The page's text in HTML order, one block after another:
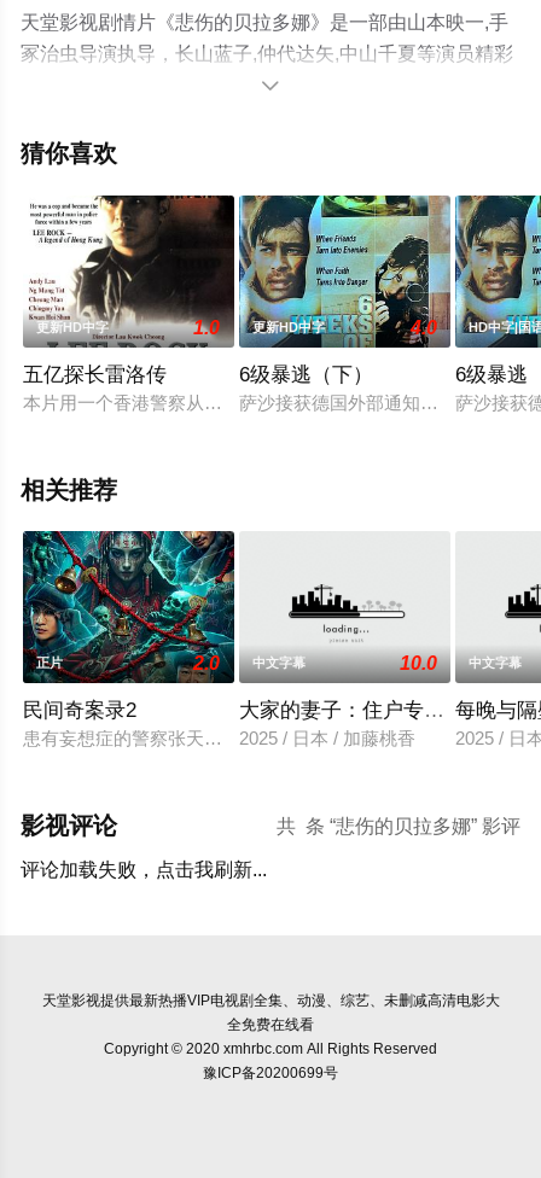
天堂影视剧情片《悲伤的贝拉多娜》是一部由山本映一,手
冢治虫导演执导，长山蓝子,仲代达矢,中山千夏等演员精彩
演绎的日本电影，手机免费在线观看高清无删减完整版电
影、电视猫或剧情网等平台了解。

猜你喜欢
更新HD中字 1.0
五亿探长雷洛传
本片用一个香港警察从理想青年变成一代枭雄的过程，反应了
更新HD中字 4.0
6级暴逃（下）
萨沙接获德国外部通知，未婚妻茱莉
HD中字|国
6级暴逃
萨沙接获
相关推荐
正片 2.0
民间奇案录2
患有妄想症的警察张天盛遇上一起离奇的神像杀人事件，勘案过
中文字幕 10.0
大家的妻子：住户专用洞口
2025 / 日本 / 加藤桃香
中文字幕
每晚与
2025 / 日
共 条 “悲伤的贝拉多娜” 影评
影视评论
评论加载失败，点击我刷新...
天堂影视提供最新热播VIP电视剧全集、动漫、综艺、未删减高清电影大
全免费在线看
Copyright © 2020 xmhrbc.com All Rights Reserved
豫ICP备20200699号